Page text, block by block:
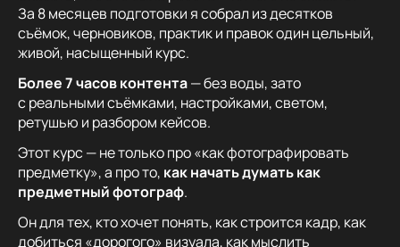
За 8 месяцев подготовки я собрал из десятков
съёмок, черновиков, практик и правок один цельный,
живой, насыщенный курс.
Более 7 часов контента— без воды, зато
с реальными съёмками, настройками, светом,
ретушью и разбором кейсов.
Этот курс — не только про «как фотографировать
предметку», а про то, как начать думать как
предметный фотограф.
Он для тех, кто хочет понять, как строится кадр, как
добиться «дорогого» визуала, как мыслить